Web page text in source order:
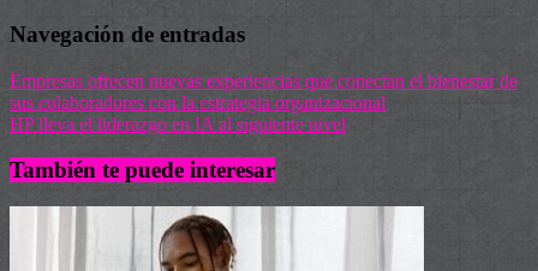
Navegación de entradas
Empresas ofrecen nuevas experiencias que conectan el bienestar de
sus colaboradores con la estrategia organizacional
HP lleva el liderazgo en IA al siguiente nivel
También te puede interesar